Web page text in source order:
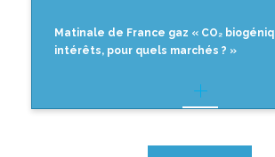
Matinale de France gaz « CO₂
intérêts, pour quels marchés ? »